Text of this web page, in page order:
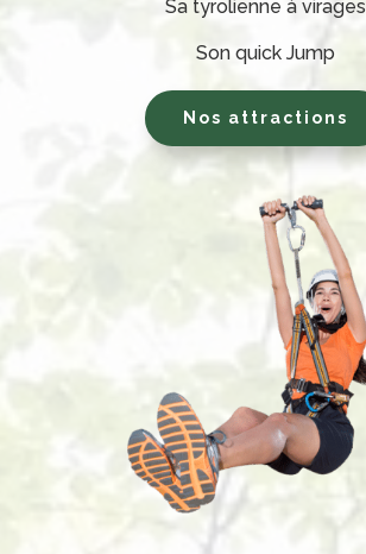
Sa tyrolienne à virages
Son quick Jump
Nos attractions